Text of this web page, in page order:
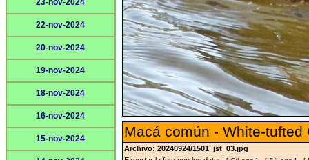
23-nov-2024
22-nov-2024
20-nov-2024
19-nov-2024
18-nov-2024
16-nov-2024
15-nov-2024 Macá común - White-
Archivo: 20240924/1501_jst_03.jpg